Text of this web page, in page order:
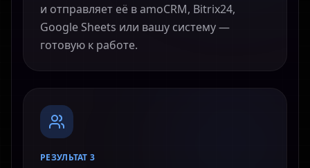
и отправляет её в amoCRM, Bitrix24,
Google Sheets или вашу систему —
готовую к работе.
РЕЗУЛЬТАТ 3